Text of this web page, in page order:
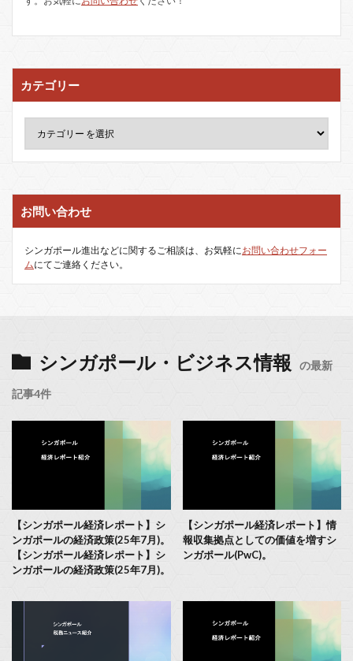
カテゴリー
お問い合わせ
シンガポール進出などに関するご相談は、お気軽にお問い合わせフォー
ムにてご連絡ください。
シンガポール・ビジネス情報 の最新
記事4件
【シンガポール経済レポート】シ
ンガポールの経済政策(25年7月)。
【シンガポール経済レポート】シ
ンガポールの経済政策(25年7月)。
【シンガポール経済レポート】情
報収集拠点としての価値を増すシ
ンガポール(PwC)。